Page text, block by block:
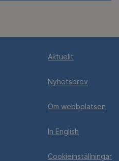
Aktuellt
Nyhetsbrev
Om webbplatsen
In English
Cookieinställningar